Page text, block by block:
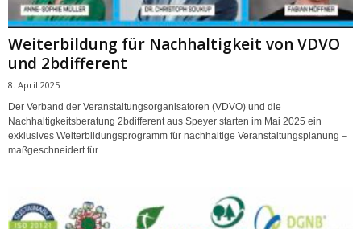
Weiterbildung für Nachhaltigkeit von VDVO
und 2bdifferent
8. April 2025
Der Verband der Veranstaltungsorganisatoren (VDVO) und die
Nachhaltigkeitsberatung 2bdifferent aus Speyer starten im Mai 2025 ein
exklusives Weiterbildungsprogramm für nachhaltige Veranstaltungsplanung –
maßgeschneidert für...